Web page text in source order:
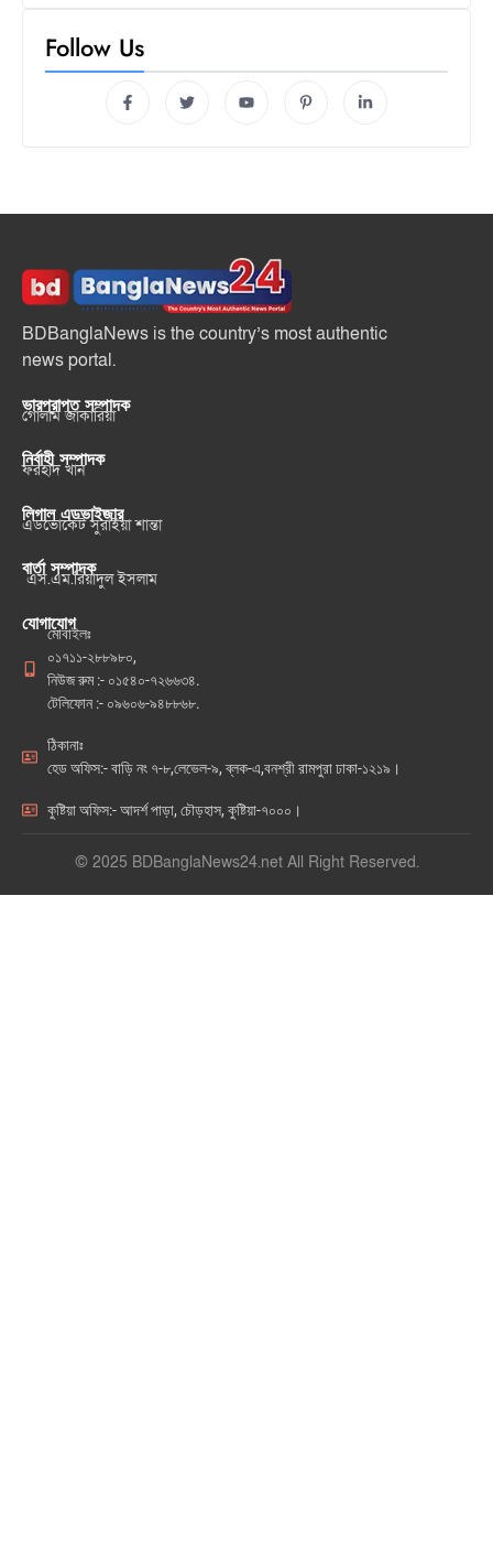
Follow Us
BDBanglaNews is the country’s most authentic
news portal.
ভারপ্রাপ্ত সম্পাদক
গোলাম জাকারিয়া
নির্বাহী সম্পাদক
ফরহাদ খান
লিগাল এডভাইজার
এডভোকেট সুরাইয়া শান্তা
বার্তা সম্পাদক
এস.এম.রিয়াদুল ইসলাম
যোগাযোগ
মোবাইলঃ
০১৭১১-২৮৮৯৮০,
নিউজ রুম :- ০১৫৪০-৭২৬৬৩৪.
টেলিফোন :- ০৯৬০৬-৯৪৮৮৬৮.
ঠিকানাঃ
হেড অফিস:- বাড়ি নং ৭-৮,লেভেল-৯, ব্লক-এ,বনশ্রী রামপুরা ঢাকা-১২১৯।
কুষ্টিয়া অফিস:- আদর্শ পাড়া, চৌড়হাস, কুষ্টিয়া-৭০০০।
© 2025 BDBanglaNews24.net All Right Reserved.